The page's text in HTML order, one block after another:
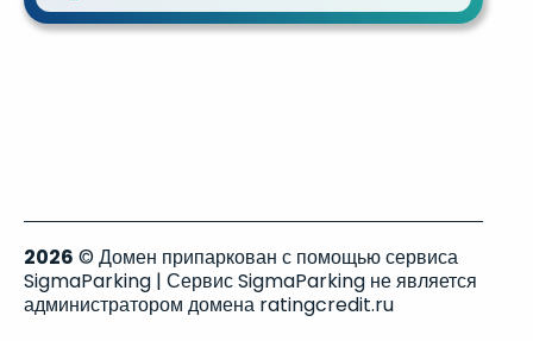
2026 © Домен припаркован с помощью сервиса
SigmaParking | Сервис SigmaParking не является
администратором домена ratingcredit.ru